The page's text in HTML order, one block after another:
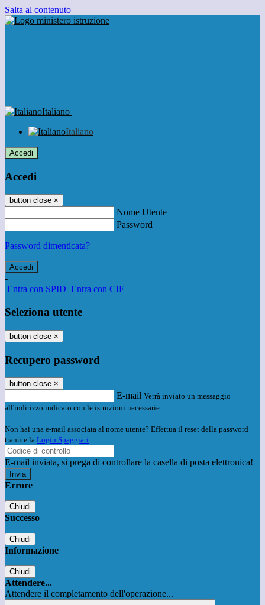
Salta al contenuto
Italiano
Italiano
Accedi
Accedi
button close ×
Nome Utente
Password
Password dimenticata?
-
Entra con SPID Entra con CIE
Seleziona utente
button close ×
Recupero password
button close ×
E-mail Verrà inviato un messaggio
all'indirizzo indicato con le istruzioni necessarie.
Non hai una e-mail associata al nome utente? Effettua il reset della password
tramite la Login Spaggiari
E-mail inviata, si prega di controllare la casella di posta elettronica!
Errore
Chiudi
Successo
Chiudi
Informazione
Chiudi
Attendere...
Attendere il completamento dell'operazione...